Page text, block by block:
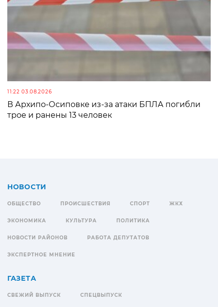
11:22 03.08.2026
В Архипо-Осиповке из-за атаки БПЛА погибли
трое и ранены 13 человек
НОВОСТИ
ОБЩЕСТВО ПРОИСШЕСТВИЯ СПОРТ ЖКХ
ЭКОНОМИКА КУЛЬТУРА ПОЛИТИКА
НОВОСТИ РАЙОНОВ РАБОТА ДЕПУТАТОВ
ЭКСПЕРТНОЕ МНЕНИЕ
ГАЗЕТА
СВЕЖИЙ ВЫПУСК СПЕЦВЫПУСК